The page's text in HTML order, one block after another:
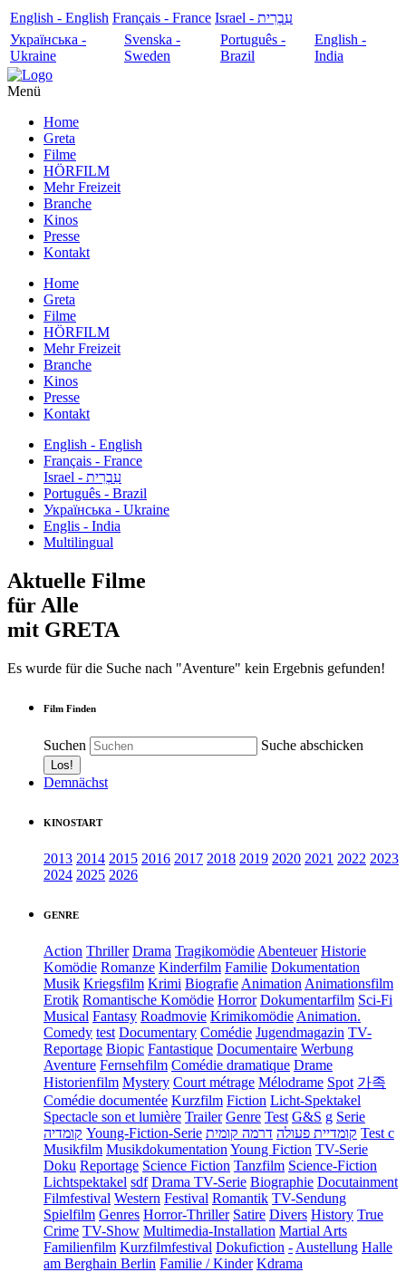
English - English Français - France
עִבְרִית - Israel
Українська -
Ukraine
Svenska -
Sweden
Português -
Brazil
English -
India
Menü
Home
Greta
Filme
HÖRFILM
Mehr Freizeit
Branche
Kinos
Presse
Kontakt
Home
Greta
Filme
HÖRFILM
Mehr Freizeit
Branche
Kinos
Presse
Kontakt
English - English
Français - France
עִבְרִית - Israel
Português - Brazil
Українська - Ukraine
Englis - India
Multilingual
Aktuelle Filme
für Alle
mit GRETA
Es wurde für die Suche nach "Aventure" kein Ergebnis gefunden!
Film Finden
Suchen Suche abschicken
Demnächst
KINOSTART
2013 2014 2015 2016 2017 2018 2019 2020 2021 2022 2023
2024 2025 2026
GENRE
Action Thriller Drama Tragikomödie Abenteuer Historie
Komödie Romanze Kinderfilm Familie Dokumentation
Musik Kriegsfilm Krimi Biografie Animation Animationsfilm
Erotik Romantische Komödie Horror Dokumentarfilm Sci-Fi
Musical Fantasy Roadmovie Krimikomödie Animation.
Comedy test Documentary Comédie Jugendmagazin TV-
Reportage Biopic Fantastique Documentaire Werbung
Aventure Fernsehfilm Comédie dramatique Drame
Historienfilm Mystery Court métrage Mélodrame Spot 가족
Comédie documentée Kurzfilm Fiction Licht-Spektakel
Spectacle son et lumière Trailer Genre Test G&S g Serie
קומדיה Young-Fiction-Serie קומדיית פעולה דרמה קומית
Test c
Musikfilm Musikdokumentation Young Fiction TV-Serie
Doku Reportage Science Fiction Tanzfilm Science-Fiction
Lichtspektakel sdf Drama TV-Serie Biographie Docutainment
Filmfestival Western Festival Romantik TV-Sendung
Spielfilm Genres Horror-Thriller Satire Divers History True
Crime TV-Show Multimedia-Installation Martial Arts
Familienfilm Kurzfilmfestival Dokufiction - Austellung Halle
am Berghain Berlin Familie / Kinder Kdrama